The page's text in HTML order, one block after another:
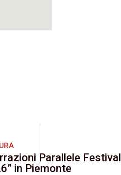
Parallele Festival
in Piemonte